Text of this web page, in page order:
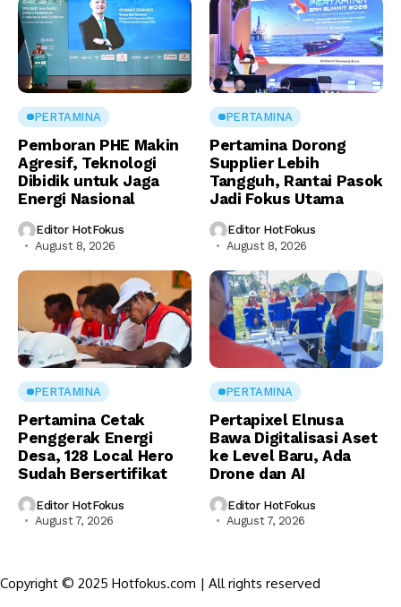
PERTAMINA
Pemboran PHE Makin
Agresif, Teknologi
Dibidik untuk Jaga
Energi Nasional
Editor HotFokus
August 8, 2026
PERTAMINA
Pertamina Dorong
Supplier Lebih
Tangguh, Rantai Pasok
Jadi Fokus Utama
Editor HotFokus
August 8, 2026
PERTAMINA
Pertamina Cetak
Penggerak Energi
Desa, 128 Local Hero
Sudah Bersertifikat
Editor HotFokus
August 7, 2026
PERTAMINA
Pertapixel Elnusa
Bawa Digitalisasi Aset
ke Level Baru, Ada
Drone dan AI
Editor HotFokus
August 7, 2026
Copyright © 2025 Hotfokus.com | All rights reserved